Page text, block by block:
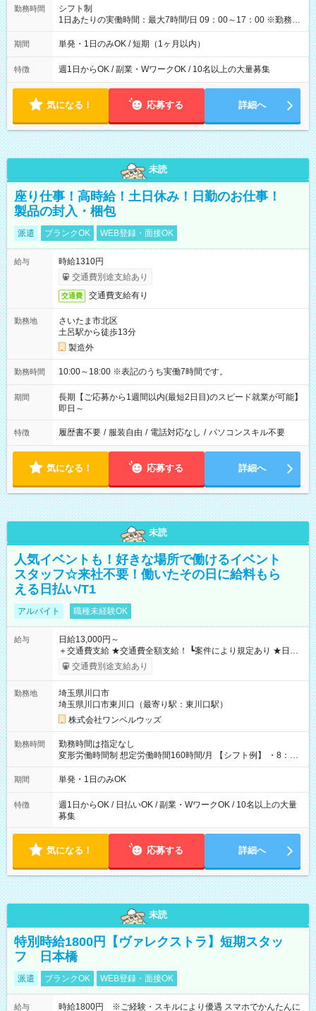
間】試用期間なし
勤務時間
シフト制
1日あたりの実働時間：最大7時間/日 09：00～17：00 ※勤務時
間は 試験により異なります。
期間 単発・1日のみOK / 短期（1ヶ月以内）
特徴 週1日からOK / 副業・WワークOK / 10名以上の大量募集
気になる！ 応募する 詳細へ
未読
座り仕事！高時給！土日休み！日勤のお仕事！
製品の封入・梱包
派遣 ブランクOK WEB登録・面接OK
給与
時給1310円
交通費別途支給あり
交通費 交通費支給有り
勤務地
さいたま市北区
土呂駅から徒歩13分
製造外
勤務時間 10:00～18:00 ※表記のうち実働7時間です。
期間
長期【ご応募から1週間以内(最短2日目)のスピード就業が可能】
即日～
特徴 履歴書不要 / 服装自由 / 電話対応なし / パソコンスキル不要
気になる！ 応募する 詳細へ
未読
人気イベントも！好きな場所で働けるイベント
スタッフ☆来社不要！働いたその日に給料もら
える日払い/T1
アルバイト 職種未経験OK
給与
日給13,000円～
＋交通費支給 ★交通費全額支給！ ┗案件により規定あり ★日払
いOK！（規定あり） ┗働いたその日に現金GET♪ お仕事後はコ
ンビニATMから 日払い分を引き落とせます！ 【試用期間】試
交通費別途支給あり
勤務地
埼玉県川口市
埼玉県川口市東川口（最寄り駅：東川口駅）
株式会社ワンベルウッズ
勤務時間
勤務時間は指定なし
変形労働時間制 想定労働時間160時間/月 【シフト例】 ・8：00
～21：00
期間 単発・1日のみOK
特徴
週1日からOK / 日払いOK / 副業・WワークOK / 10名以上の大量
募集
気になる！ 応募する 詳細へ
未読
特別時給1800円【ヴァレクストラ】短期スタッ
フ 日本橋
派遣 ブランクOK WEB登録・面接OK
給与 時給1800円 ※ご経験・スキルにより優遇 スマホでかんたんに